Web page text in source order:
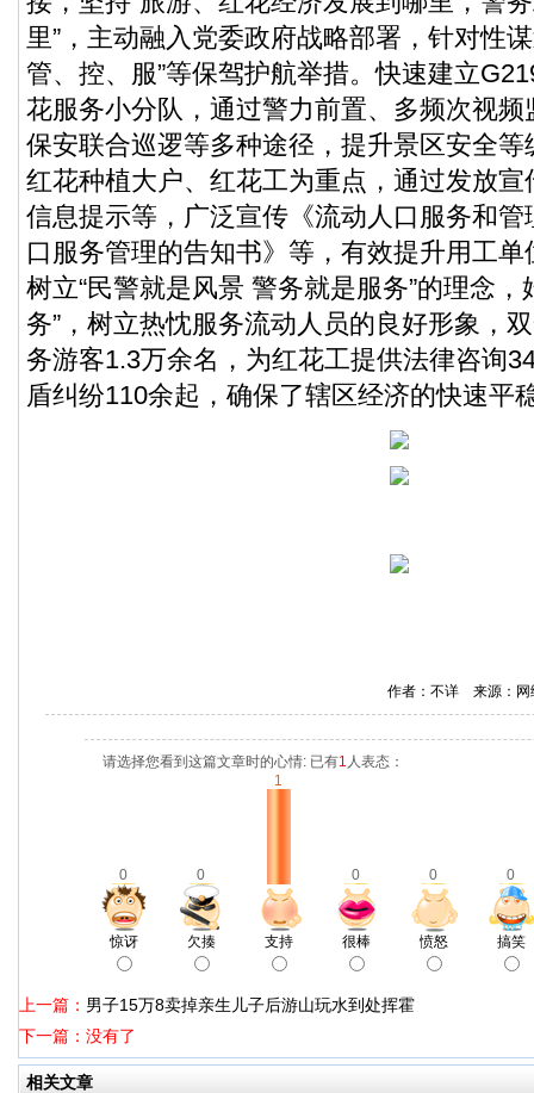
里”，主动融入党委政府战略部署，针对性
管、控、服”等保驾护航举措。快速建立
花服务小分队，通过警力前置、多频次视
保安联合巡逻等多种途径，提升景区安全
红花种植大户、红花工为重点，通过发放
信息提示等，广泛宣传《流动人口服务和
口服务管理的告知书》等，有效提升用工
树立“民警就是风景 警务就是服务”的理念，
务”，树立热忱服务流动人员的良好形象，
务游客1.3万余名，为红花工提供法律咨询
盾纠纷110余起，确保了辖区经济的快速平
作者：不详 来源：
请选择您看到这篇文章时的心情: 已有1 人表态：
0 0
1
0 0 0
惊讶 欠揍 支持 很棒 愤怒 搞笑
上一篇： 男子15万8卖掉亲生儿子后游山玩水到处挥霍
下一篇：没有了
相关文章